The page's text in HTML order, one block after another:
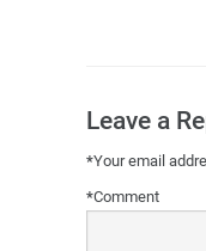
Leave a
Your email
*
Comment
*